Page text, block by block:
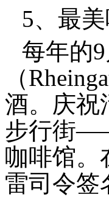
5、最
每年的
（
酒。庆祝
步行街
咖啡馆。
雷司令签